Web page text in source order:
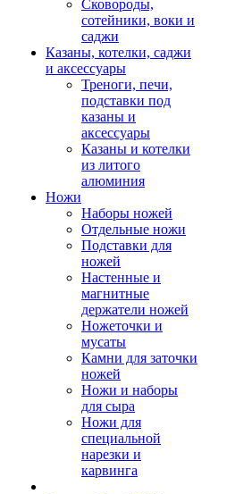
Сковороды,
сотейники, воки и
саджи
Казаны, котелки, саджи
и аксессуары
Треноги, печи,
подставки под
казаны и
аксессуары
Казаны и котелки
из литого
алюминия
Ножи
Наборы ножей
Отдельные ножи
Подставки для
ножей
Настенные и
магнитные
держатели ножей
Ножеточки и
мусаты
Камни для заточки
ножей
Ножи и наборы
для сыра
Ножи для
специальной
нарезки и
карвинга